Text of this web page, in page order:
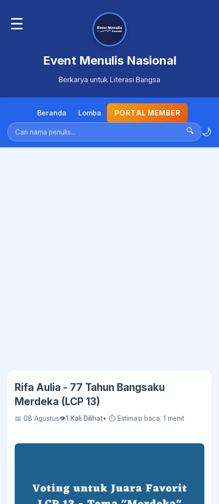
☰
Event Menulis Nasional
Berkarya untuk Literasi Bangsa
Beranda Lomba PORTAL MEMBER
🔍 🌙
Rifa Aulia - 77 Tahun Bangsaku
Merdeka (LCP 13)
📅 08 Agustus👁1 Kali Dilihat• ⏱ Estimasi baca: 1 menit